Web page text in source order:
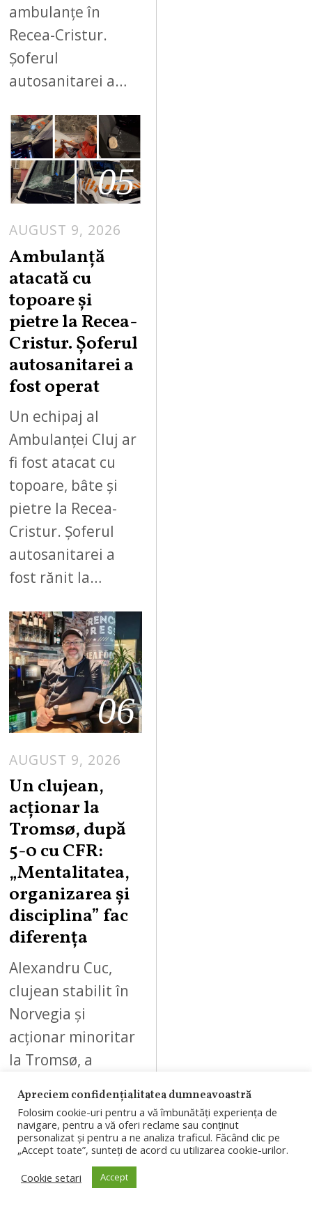
ambulanțe în
Recea-Cristur.
Șoferul
autosanitarei a…
05
AUGUST 9, 2026
Ambulanță
atacată cu
topoare și
pietre la Recea-
Cristur. Șoferul
autosanitarei a
fost operat
Un echipaj al
Ambulanței Cluj ar
fi fost atacat cu
topoare, bâte și
pietre la Recea-
Cristur. Șoferul
autosanitarei a
fost rănit la…
06
AUGUST 9, 2026
Un clujean,
acționar la
Tromsø, după
5-0 cu CFR:
„Mentalitatea,
organizarea și
disciplina” fac
diferența
Alexandru Cuc,
clujean stabilit în
Norvegia și
acționar minoritar
la Tromsø, a
5-0 în fața CFR Cluj
și diferențele…
Apreciem confidențialitatea dumneavoastră
Folosim cookie-uri pentru a vă îmbunătăți experiența de
navigare, pentru a vă oferi reclame sau conținut
personalizat și pentru a ne analiza traficul. Făcând clic pe
„Accept toate”, sunteți de acord cu utilizarea cookie-urilor.
Cookie setari
Accept